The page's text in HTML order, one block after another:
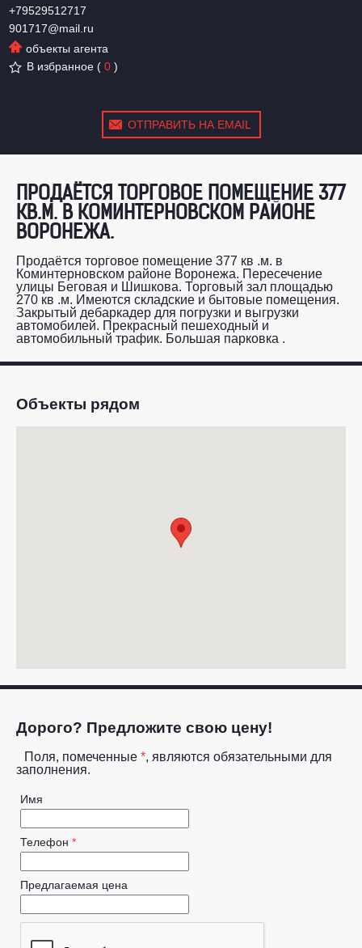
+79529512717
901717@mail.ru
объекты агента
В избранное (0)
ОТПРАВИТЬ НА EMAIL
ПРОДАЁТСЯ ТОРГОВОЕ ПОМЕЩЕНИЕ 377
КВ.М. В КОМИНТЕРНОВСКОМ РАЙОНЕ
ВОРОНЕЖА.
Продаётся торговое помещение 377 кв .м. в
Коминтерновском районе Воронежа. Пересечение
улицы Беговая и Шишкова. Торговый зал площадью
270 кв .м. Имеются складские и бытовые помещения.
Закрытый дебаркадер для погрузки и выгрузки
автомобилей. Прекрасный пешеходный и
автомобильный трафик. Большая парковка .
Объекты рядом
Дорого? Предложите свою цену!
Поля, помеченные *, являются обязательными для
заполнения.
Имя
Телефон *
Предлагаемая цена